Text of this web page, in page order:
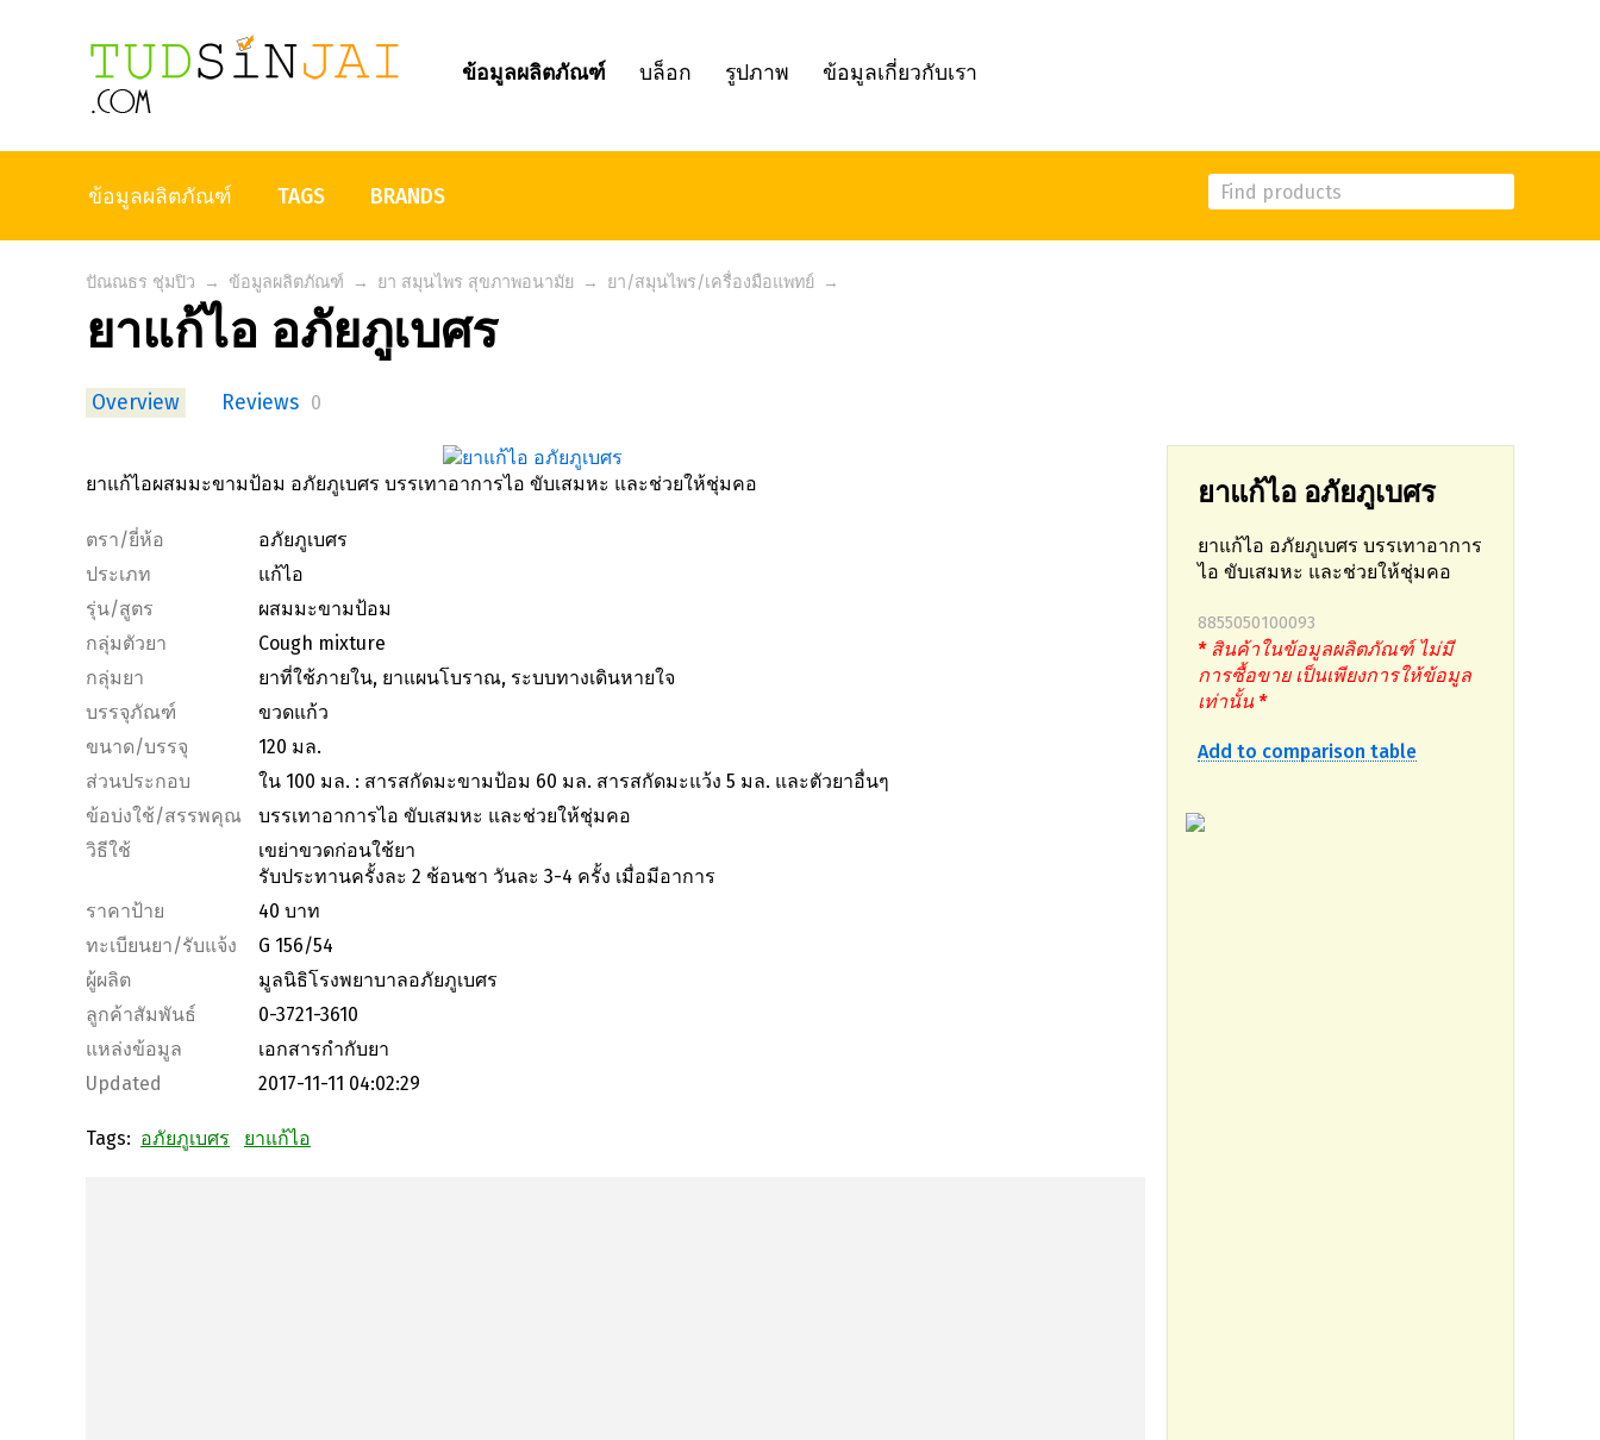
ข้อมูลผลิตภัณฑ์ บล็อก รูปภาพ ข้อมูลเกี่ยวกับเรา
ข้อมูลผลิตภัณฑ์ TAGS BRANDS
ปัณณธร ชุ่มปิว → ข้อมูลผลิตภัณฑ์ → ยา สมุนไพร สุขภาพอนามัย → ยา/สมุนไพร/เครื่องมือแพทย์ →
ยาแก้ไอ อภัยภูเบศร
Overview Reviews 0
ยาแก้ไอ อภัยภูเบศร
ยาแก้ไอ อภัยภูเบศร บรรเทาอาการ
ไอ ขับเสมหะ และช่วยให้ชุ่มคอ
8855050100093
* สินค้าในข้อมูลผลิตภัณฑ์ ไม่มี
การซื้อขาย เป็นเพียงการให้ข้อมูล
เท่านั้น *
Add to comparison table
ยาแก้ไอผสมมะขามป้อม อภัยภูเบศร บรรเทาอาการไอ ขับเสมหะ และช่วยให้ชุ่มคอ
ตรา/ยี่ห้อ
อภัยภูเบศร
ประเภท
แก้ไอ
รุ่น/สูตร
ผสมมะขามป้อม
กลุ่มตัวยา
Cough mixture
กลุ่มยา
ยาที่ใช้ภายใน, ยาแผนโบราณ, ระบบทางเดินหายใจ
บรรจุภัณฑ์
ขวดแก้ว
ขนาด/บรรจุ
120 มล.
ส่วนประกอบ
ใน 100 มล. : สารสกัดมะขามป้อม 60 มล. สารสกัดมะแว้ง 5 มล. และตัวยาอื่นๆ
ข้อบ่งใช้/สรรพคุณ
บรรเทาอาการไอ ขับเสมหะ และช่วยให้ชุ่มคอ
วิธีใช้
เขย่าขวดก่อนใช้ยา
รับประทานครั้งละ 2 ช้อนชา วันละ 3-4 ครั้ง เมื่อมีอาการ
ราคาป้าย
40 บาท
ทะเบียนยา/รับแจ้ง
G 156/54
ผู้ผลิต
มูลนิธิโรงพยาบาลอภัยภูเบศร
ลูกค้าสัมพันธ์
0-3721-3610
แหล่งข้อมูล
เอกสารกำกับยา
Updated
2017-11-11 04:02:29
Tags: อภัยภูเบศร ยาแก้ไอ